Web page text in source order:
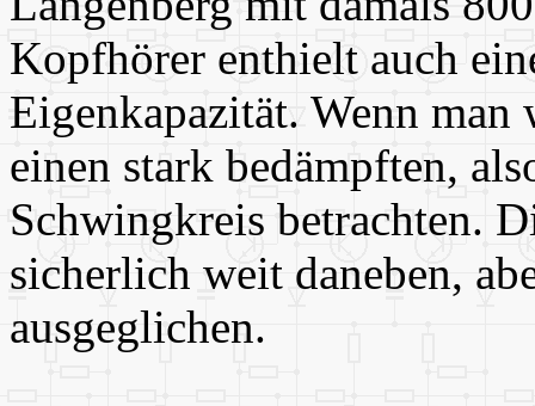
Kopfhörer enthielt auch
Eigenkapazität. Wenn
einen stark bedämpften,
Schwingkreis betrachten.
sicherlich weit daneben,
ausgeglichen.